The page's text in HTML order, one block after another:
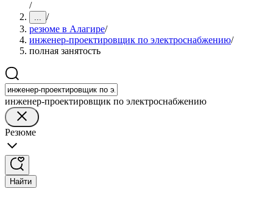
/
... /
резюме в Алагире/
инженер-проектировщик по электроснабжению/
полная занятость
инженер-проектировщик по электроснабжению
Резюме
Найти